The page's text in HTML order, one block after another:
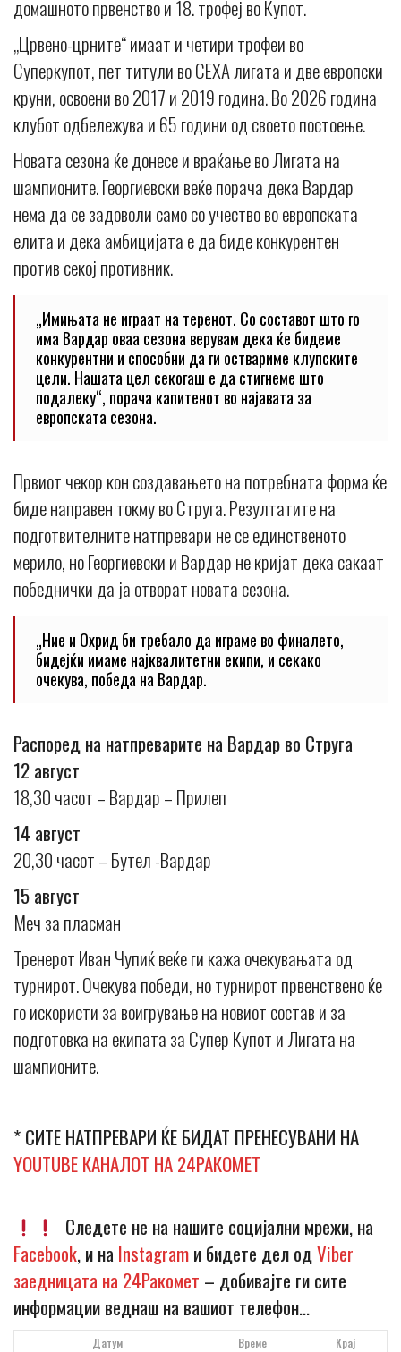
домашното првенство и 18. трофеј во Купот.
„Црвено-црните“ имаат и четири трофеи во
Суперкупот, пет титули во СЕХА лигата и две европски
круни, освоени во 2017 и 2019 година. Во 2026 година
клубот одбележува и 65 години од своето постоење.
Новата сезона ќе донесе и враќање во Лигата на
шампионите. Георгиевски веќе порача дека Вардар
нема да се задоволи само со учество во европската
елита и дека амбицијата е да биде конкурентен
против секој противник.
„Имињата не играат на теренот. Со составот што го
има Вардар оваа сезона верувам дека ќе бидеме
конкурентни и способни да ги оствариме клупските
цели. Нашата цел секогаш е да стигнеме што
подалеку“, порача капитенот во најавата за
европската сезона.
Првиот чекор кон создавањето на потребната форма ќе
биде направен токму во Струга. Резултатите на
подготвителните натпревари не се единственото
мерило, но Георгиевски и Вардар не кријат дека сакаат
победнички да ја отворат новата сезона.
„Ние и Охрид би требало да играме во финалето,
бидејќи имаме најквалитетни екипи, и секако
очекува, победа на Вардар.
Распоред на натпреварите на Вардар во Струга
12 август
18,30 часот – Вардар – Прилеп
14 август
20,30 часот – Бутел -Вардар
15 август
Меч за пласман
Тренерот Иван Чупиќ веќе ги кажа очекувањата од
турнирот. Очекува победи, но турнирот првенствено ќе
го искористи за воигрување на новиот состав и за
подготовка на екипата за Супер Купот и Лигата на
шампионите.
* СИТЕ НАТПРЕВАРИ ЌЕ БИДАТ ПРЕНЕСУВАНИ НА
YOUTUBE КАНАЛОТ НА 24РАКОМЕТ
Следете не на нашите социјални мрежи, на
Facebook, и наInstagramи бидете дел одViber
заедницата на 24Ракомет – добивајте ги сите
информации веднаш на вашиот телефон…
Датум Време Крај